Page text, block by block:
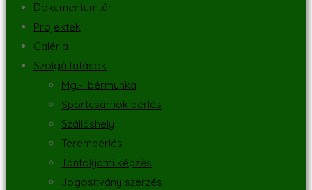
Dokumentumtár
Projektek
Galéria
Szolgáltatások
Mg.-i bérmunka
Sportcsarnok bérlés
Szálláshely
Terembérlés
Tanfolyami képzés
Jogosítvány szerzés